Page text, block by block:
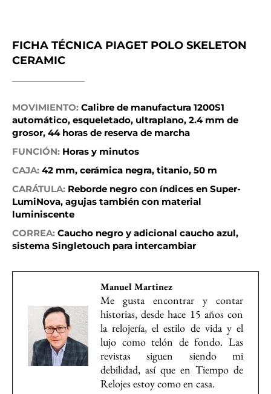
FICHA TÉCNICA PIAGET POLO SKELETON
CERAMIC
MOVIMIENTO: Calibre de manufactura 1200S1
automático, esqueletado, ultraplano, 2.4 mm de
grosor, 44 horas de reserva de marcha
FUNCIÓN: Horas y minutos
CAJA: 42 mm, cerámica negra, titanio, 50 m
CARÁTULA: Reborde negro con índices en Super-
LumiNova, agujas también con material
luminiscente
CORREA: Caucho negro y adicional caucho azul,
sistema Singletouch para intercambiar
Manuel Martinez
Me gusta encontrar y contar
historias, desde hace 15 años con
la relojería, el estilo de vida y el
lujo como telón de fondo. Las
revistas siguen siendo mi
debilidad, así que en Tiempo de
Relojes estoy como en casa.